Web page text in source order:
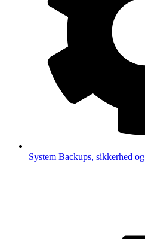
System Backups, sikkerhed